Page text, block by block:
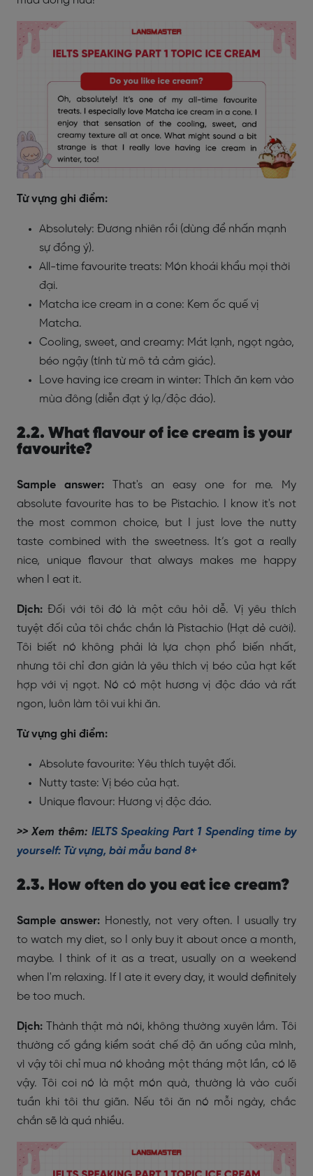
Từ vựng ghi điểm:
Absolutely: Đương nhiên rồi (dùng để nhấn mạnh
sự đồng ý).
All-time favourite treats: Món khoái khẩu mọi thời
đại.
Matcha ice cream in a cone: Kem ốc quế vị
Matcha.
Cooling, sweet, and creamy: Mát lạnh, ngọt ngào,
béo ngậy (tính từ mô tả cảm giác).
Love having ice cream in winter: Thích ăn kem vào
mùa đông (diễn đạt ý lạ/độc đáo).
2.2. What flavour of ice cream is your
favourite?
Sample answer: That's an easy one for me. My
absolute favourite has to be Pistachio. I know it's not
the most common choice, but I just love the nutty
taste combined with the sweetness. It’s got a really
nice, unique flavour that always makes me happy
when I eat it.
Dịch: Đối với tôi đó là một câu hỏi dễ. Vị yêu thích
tuyệt đối của tôi chắc chắn là Pistachio (Hạt dẻ cười).
Tôi biết nó không phải là lựa chọn phổ biến nhất,
nhưng tôi chỉ đơn giản là yêu thích vị béo của hạt kết
hợp với vị ngọt. Nó có một hương vị độc đáo và rất
ngon, luôn làm tôi vui khi ăn.
Từ vựng ghi điểm:
Absolute favourite: Yêu thích tuyệt đối.
Nutty taste: Vị béo của hạt.
Unique flavour: Hương vị độc đáo.
>> Xem thêm: IELTS Speaking Part 1 Spending time by
yourself: Từ vựng, bài mẫu band 8+
2.3. How often do you eat ice cream?
Sample answer: Honestly, not very often. I usually try
to watch my diet, so I only buy it about once a month,
maybe. I think of it as a treat, usually on a weekend
when I'm relaxing. If I ate it every day, it would definitely
be too much.
Dịch: Thành thật mà nói, không thường xuyên lắm. Tôi
thường cố gắng kiểm soát chế độ ăn uống của mình,
vì vậy tôi chỉ mua nó khoảng một tháng một lần, có lẽ
vậy. Tôi coi nó là một món quà, thường là vào cuối
tuần khi tôi thư giãn. Nếu tôi ăn nó mỗi ngày, chắc
chắn sẽ là quá nhiều.